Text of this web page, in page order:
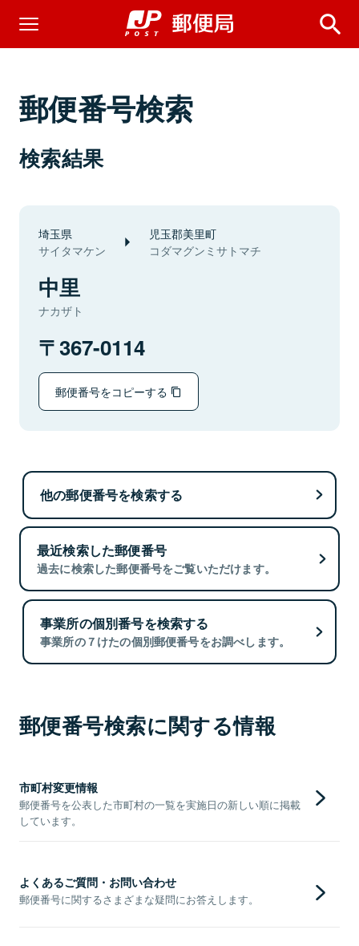
郵便番号検索
検索結果
埼玉県
サイタマケン
児玉郡美里町
コダマグンミサトマチ
中里
ナカザト
367-0114
郵便番号をコピーする
他の郵便番号を検索する
最近検索した郵便番号
過去に検索した郵便番号をご覧いただけます。
事業所の個別番号を検索する
事業所の７けたの個別郵便番号をお調べします。
郵便番号検索に関する情報
市町村変更情報
郵便番号を公表した市町村の一覧を実施日の新しい順に掲載
しています。
よくあるご質問・お問い合わせ
郵便番号に関するさまざまな疑問にお答えします。